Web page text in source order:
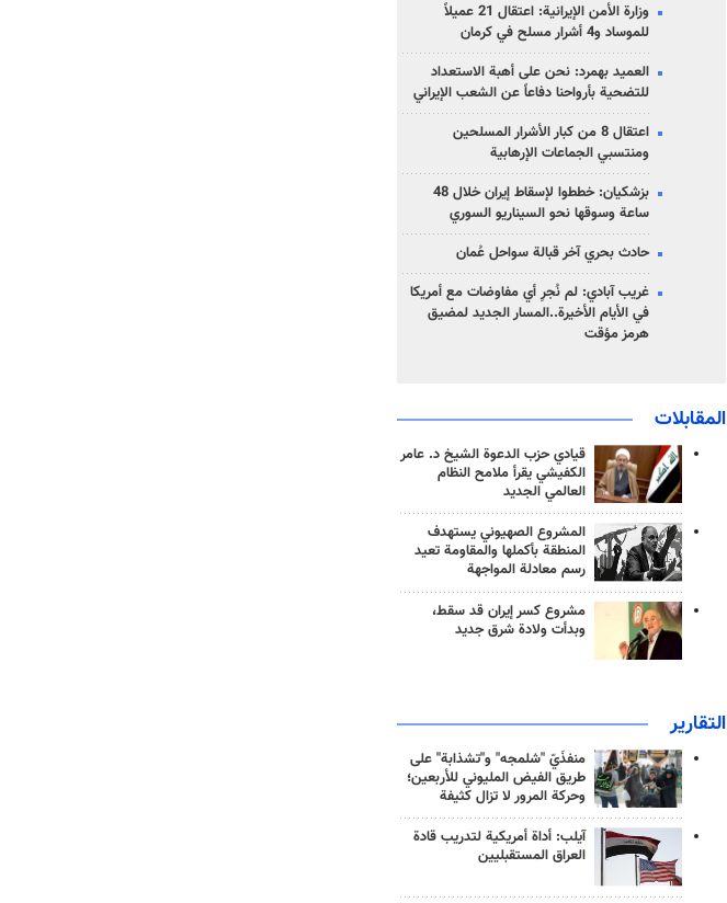
وزارة الأمن الإيرانية: اعتقال 21 عميلاً
للموساد و4 أشرار مسلح في كرمان
العميد بهمرد: نحن على أهبة الاستعداد
للتضحية بأرواحنا دفاعاً عن الشعب الإيراني
اعتقال 8 من كبار الأشرار المسلحين
ومنتسبي الجماعات الإرهابية
بزشكيان: خططوا لإسقاط إيران خلال 48
ساعة وسوقها نحو السيناريو السوري
حادث بحري آخر قبالة سواحل عُمان
غريب آبادي: لم نُجرِ أي مفاوضات مع أمريكا
في الأيام الأخيرة..المسار الجديد لمضيق
هرمز مؤقت
المقابلات
قيادي حزب الدعوة الشيخ د. عامر
الكفيشي يقرأ ملامح النظام
العالمي الجديد
المشروع الصهيوني يستهدف
المنطقة بأكملها والمقاومة تعيد
رسم معادلة المواجهة
مشروع كسر إيران قد سقط،
وبدأت ولادة شرق جديد
التقارير
منفذَيّ "شلمجه" و"تشذابة" على
طريق الفيض المليوني للأربعين؛
وحركة المرور لا تزال كثيفة
آيلب: أداة أمريكية لتدريب قادة
العراق المستقبليين